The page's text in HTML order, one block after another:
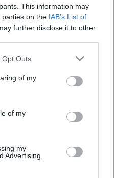
This information may
parties on the IAB’s List of
further disclose it to other
uses one or more Google
behaviour. You may click to
and its third-party tags to
purposes in below Google
Opt Outs
of my
of my
my
Advertising.